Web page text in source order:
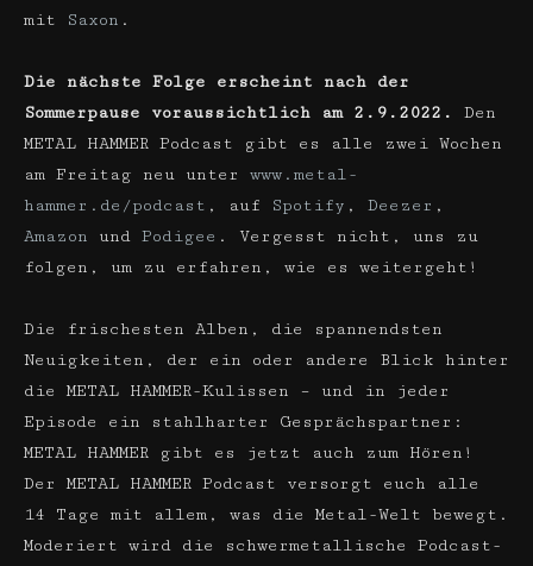
mit
Saxon .
Die nächste Folge erscheint nach der
Sommerpause voraussichtlich am 2.9.2022.
Den
METAL HAMMER Podcast gibt es alle zwei Wochen
am Freitag neu unter www.metal-
hammer.de/podcast , auf Spotify , Deezer ,
Amazon und Podigee . Vergesst nicht, uns zu
folgen, um zu erfahren, wie es weitergeht!
Die frischesten Alben, die spannendsten
Neuigkeiten, der ein oder andere Blick hinter
die METAL HAMMER-Kulissen – und in jeder
Episode ein stahlharter Gesprächspartner:
METAL HAMMER gibt es jetzt auch zum Hören!
Der METAL HAMMER Podcast versorgt euch alle
14 Tage mit allem, was die Metal-Welt bewegt.
Moderiert wird die schwermetallische Podcast-